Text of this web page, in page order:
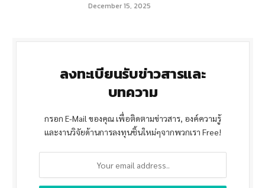
December 15, 2025
ลงทะเบียนรับข่าวสารและ
บทความ
กรอก E-Mail ของคุณ เพื่อติดตามข่าวสาร, องค์ความรู้
และงานวิจัยด้านการลงทุนชิ้นใหม่ๆจากพวกเรา Free!